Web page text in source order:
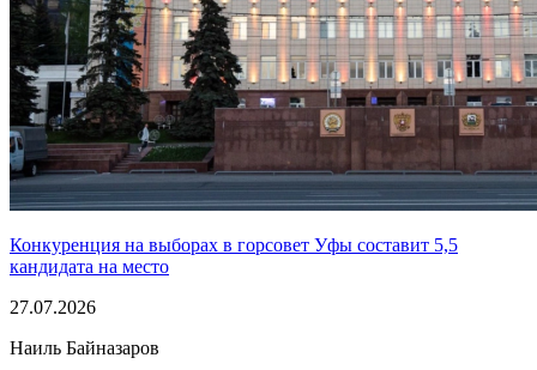
Конкуренция на выборах в горсовет Уфы составит 5,5
кандидата на место
27.07.2026
Наиль Байназаров